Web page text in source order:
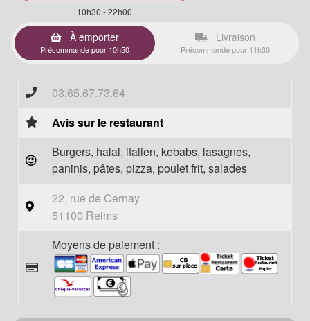
10h30 - 22h00
À emporter
Précommande pour 10h50
Livraison
Précommande pour 11h30
03.65.67.73.64
Avis sur le restaurant
Burgers, halal, italien, kebabs, lasagnes,
paninis, pâtes, pizza, poulet frit, salades
22, rue de Cernay
51100 Reims
Moyens de paiement :